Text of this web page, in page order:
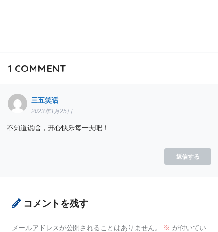
1 COMMENT
三五笑话
2023年1月25日
不知道说啥，开心快乐每一天吧！
返信する
コメントを残す
メールアドレスが公開されることはありません。 ※ が付いてい